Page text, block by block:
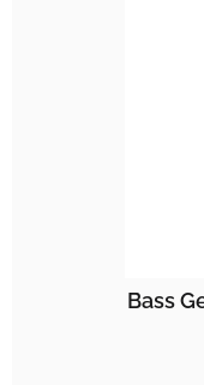
Bass